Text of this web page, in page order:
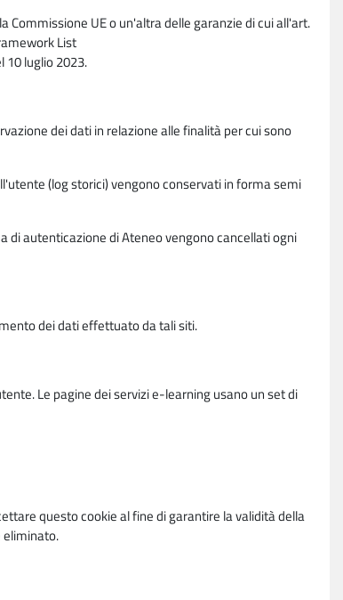
UE o un'altra delle garanzie di cui all'art.
List
10 luglio 2023.
dei dati in relazione alle finalità per cui sono
(log storici) vengono conservati in forma semi
di autenticazione di Ateneo vengono cancellati ogni
dei dati effettuato da tali siti.
Le pagine dei servizi e-learning usano un set di
questo cookie al fine di garantire la validità della
eliminato.